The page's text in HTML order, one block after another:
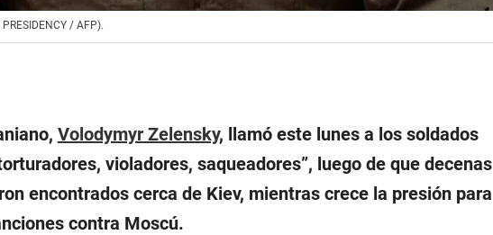
/ AFP).
Volodymyr Zelensky, llamó este lunes a los soldados
violadores, saqueadores”, luego de que decenas
encontrados cerca de Kiev, mientras crece la presión para
contra Moscú.